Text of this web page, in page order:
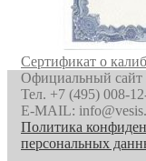
Сертификат о
Официальный
Тел. +7 (495) 008-
E-MAIL:
Политика
персональных